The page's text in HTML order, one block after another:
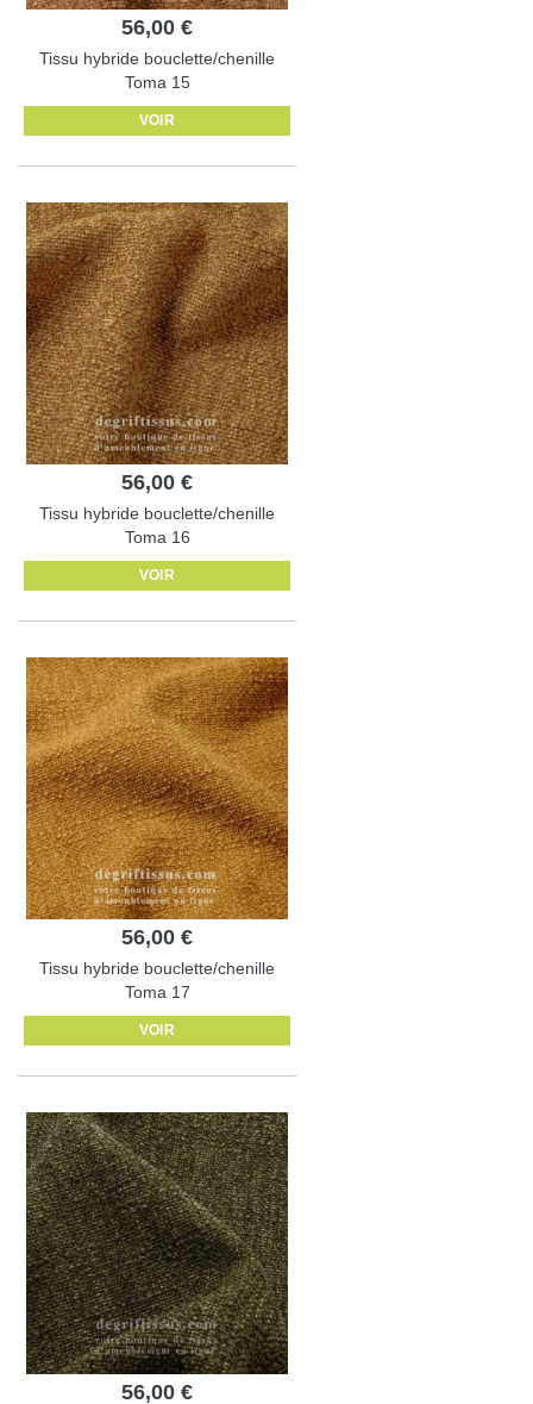
56,00 €
Tissu hybride bouclette/chenille
Toma 15
VOIR
56,00 €
Tissu hybride bouclette/chenille
Toma 16
VOIR
56,00 €
Tissu hybride bouclette/chenille
Toma 17
VOIR
56,00 €